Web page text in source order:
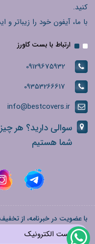
کنید.
با ما، آیفون خود را زیباتر و
ارتباط با بست کاورز
09129675932
09353266617
info@bestcovers.ir
سوالی دارید؟ هر
شما هستیم
با عضویت در خبرنامه، از